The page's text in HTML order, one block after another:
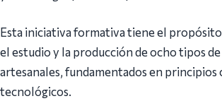
Esta iniciativa formativa tiene el
el estudio y la producción de ocho tipos
artesanales, fundamentados en
tecnológicos.